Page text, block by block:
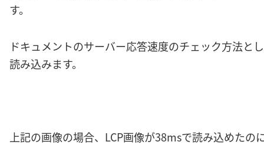
す。
ドキュメントのサーバー応答速度のチェック方法と
読み込みます。
上記の画像の場合、LCP画像が38msで読み込めた